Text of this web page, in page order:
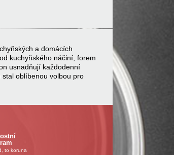
a domácích
kuchyňského náčiní, forem
usnadňují každodenní
oblíbenou volbou pro
to koruna